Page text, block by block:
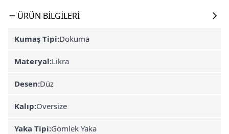
ÜRÜN BILGILERI
Kumaş Tipi:Dokuma
Materyal:Likra
Desen:Düz
Kalıp:Oversize
Yaka Tipi:Gömlek Yaka